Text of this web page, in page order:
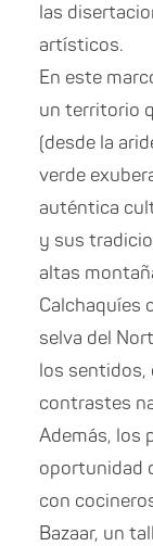
las
artísticos.
En este
un territorio
(desde la
verde
auténtica
y sus
altas
Calchaquíes
selva del
los sentidos,
contrastes
Además, los
oportunidad
con
Bazaar, un